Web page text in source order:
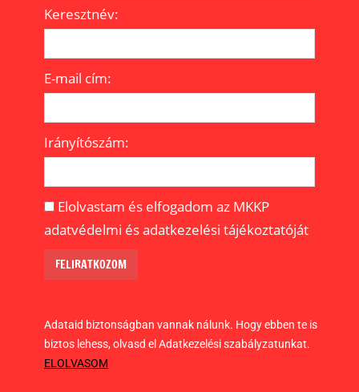
Keresztnév:
E-mail cím:
Irányítószám:
Elolvastam és elfogadom az MKKP
adatvédelmi és adatkezelési tájékoztatóját
Adataid biztonságban vannak nálunk. Hogy ebben te is
biztos lehess, olvasd el Adatkezelési szabályzatunkat.
ELOLVASOM